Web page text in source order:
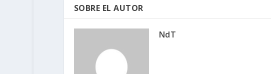
SOBRE EL AUTOR
NdT